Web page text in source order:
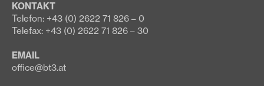
KONTAKT
Telefon: +43 (0) 2622 71 826 – 0
Telefax: +43 (0) 2622 71 826 – 30
EMAIL
office@bt3.at